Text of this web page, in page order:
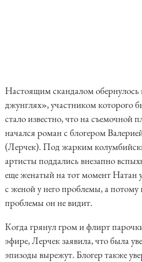
Настоящим скандалом обернулось
джунглях», участником которого
стало известно, что на съемочной
начался роман с блогером
(Лерчек). Под жарким
артисты поддались внезапно
еще женатый на тот момент Натан
с женой у него проблемы, а
проблемы он не видит.
Когда грянул гром и флирт
эфире, Лерчек заявила, что была
эпизоды вырежут. Блогер также